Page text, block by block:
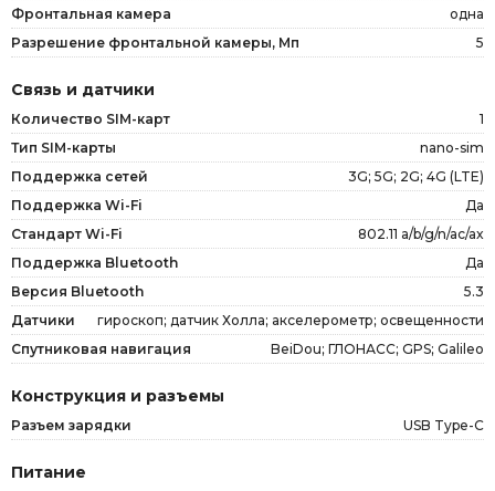
Фронтальная камера
одна
Разрешение фронтальной камеры, Мп
5
Связь и датчики
Количество SIM-карт
1
Тип SIM-карты
nano-sim
Поддержка сетей
3G; 5G; 2G; 4G (LTE)
Поддержка Wi-Fi
Да
Стандарт Wi-Fi
802.11 a/b/g/n/ac/ax
Поддержка Bluetooth
Да
Версия Bluetooth
5.3
Датчики
гироскоп; датчик Холла; акселерометр; освещенности
Спутниковая навигация
BeiDou; ГЛОНАСС; GPS; Galileo
Конструкция и разъемы
Разъем зарядки USB Type-C
Питание